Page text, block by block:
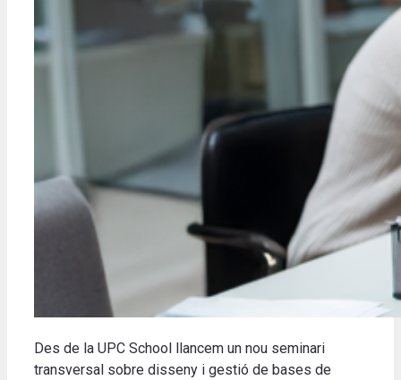
Des de la UPC School llancem un nou seminari
transversal sobre disseny i gestió de bases de